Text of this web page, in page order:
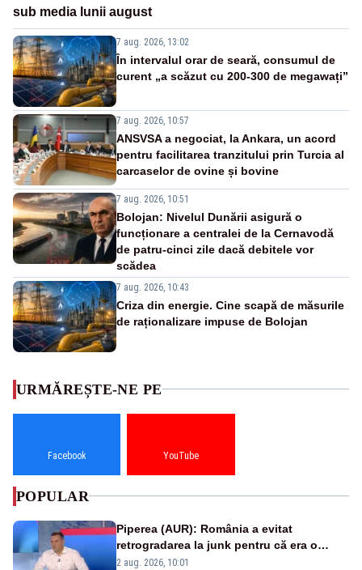
sub media lunii august
7 aug. 2026, 13:02
În intervalul orar de seară, consumul de
curent „a scăzut cu 200-300 de megawați”
7 aug. 2026, 10:57
ANSVSA a negociat, la Ankara, un acord
pentru facilitarea tranzitului prin Turcia al
carcaselor de ovine și bovine
7 aug. 2026, 10:51
Bolojan: Nivelul Dunării asigură o
funcționare a centralei de la Cernavodă
de patru-cinci zile dacă debitele vor
scădea
7 aug. 2026, 10:43
Criza din energie. Cine scapă de măsurile
de raționalizare impuse de Bolojan
URMĂREȘTE-NE PE
Facebook YouTube
POPULAR
Piperea (AUR): România a evitat
retrogradarea la junk pentru că era o
catastrofă pentru bănci și fondurile de
2 aug. 2026, 10:01